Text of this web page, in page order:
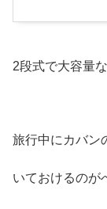
2段式で大容量
旅行中にカバン
いておけるのが